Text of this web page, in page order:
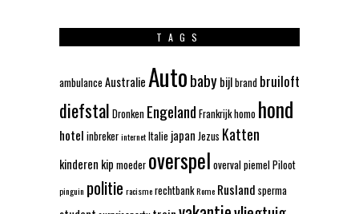
TAGS
ambulance Australie Autobabybijlbrand bruiloft
diefstal Dronken Engeland Frankrijkhomo hond
hotel inbrekerinternetItalie japan Jezus Katten
kinderen kip moeder overspel overvalpiemelPiloot
pinguin politie racismerechtbankRome Rusland sperma